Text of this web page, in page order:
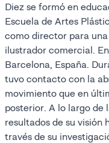
Diez se formó en
Escuela de Artes
como director para
ilustrador comercial.
Barcelona, España.
tuvo contacto con la
movimiento que en
posterior. A lo largo de
resultados de su
través de su